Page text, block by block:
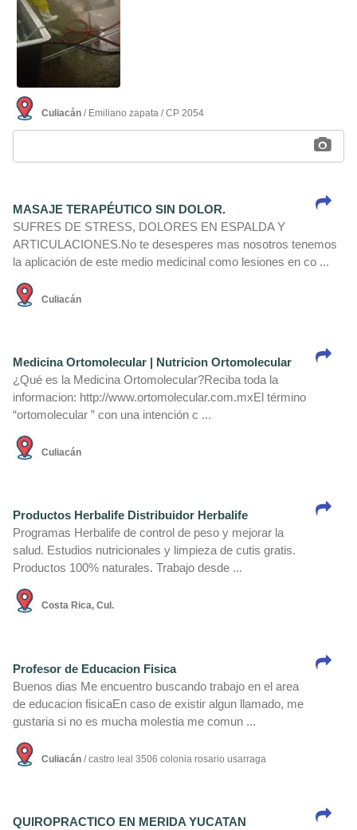
Culiacán / Emiliano zapata / CP 2054
MASAJE TERAPÉUTICO SIN DOLOR.
SUFRES DE STRESS, DOLORES EN ESPALDA Y
ARTICULACIONES.No te desesperes mas nosotros tenemos
la aplicación de este medio medicinal como lesiones en co ...
Culiacán
Medicina Ortomolecular | Nutricion Ortomolecular
¿Qué es la Medicina Ortomolecular?Reciba toda la
informacion: http://www.ortomolecular.com.mxEl término
“ortomolecular ” con una intención c ...
Culiacán
Productos Herbalife Distribuidor Herbalife
Programas Herbalife de control de peso y mejorar la
salud. Estudios nutricionales y limpieza de cutis gratis.
Productos 100% naturales. Trabajo desde ...
Costa Rica, Cul.
Profesor de Educacion Fisica
Buenos dias Me encuentro buscando trabajo en el area
de educacion fisicaEn caso de existir algun llamado, me
gustaria si no es mucha molestia me comun ...
Culiacán / castro leal 3506 colonia rosario usarraga
QUIROPRACTICO EN MERIDA YUCATAN